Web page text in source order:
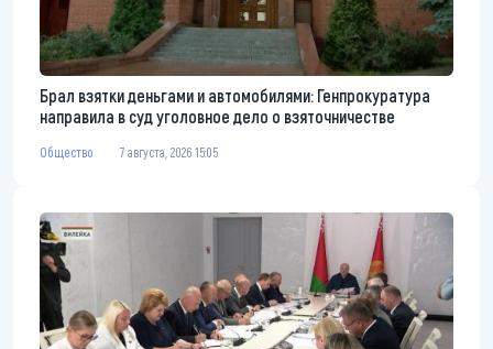
Брал взятки деньгами и автомобилями: Генпрокуратура
направила в суд уголовное дело о взяточничестве
Общество 7 августа, 2026 15:05